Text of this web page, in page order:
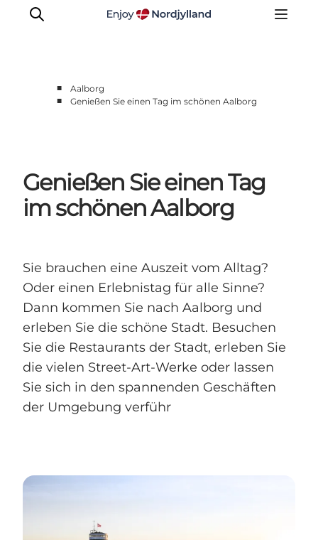
Guides
Veranstaltungen
Für Kinder
■
Aalborg
■
Genießen Sie einen Tag im schönen Aalborg
Genießen Sie einen Tag
im schönen Aalborg
Sie brauchen eine Auszeit vom Alltag?
Oder einen Erlebnistag für alle Sinne?
Dann kommen Sie nach Aalborg und
erleben Sie die schöne Stadt. Besuchen
Sie die Restaurants der Stadt, erleben Sie
die vielen Street-Art-Werke oder lassen
Sie sich in den spannenden Geschäften
der Umgebung verführ